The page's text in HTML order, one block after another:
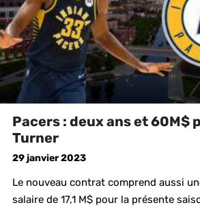
Pacers : deux ans et 60M$
Turner
29 janvier 2023
Le nouveau contrat comprend aussi
salaire de 17,1 M$ pour la présente